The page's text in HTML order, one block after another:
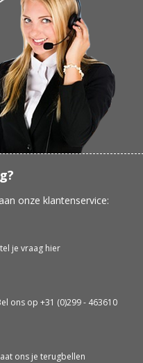
onze klantenservice:
je vraag hier
ons op +31 (0)299 - 463610
ons je terugbellen